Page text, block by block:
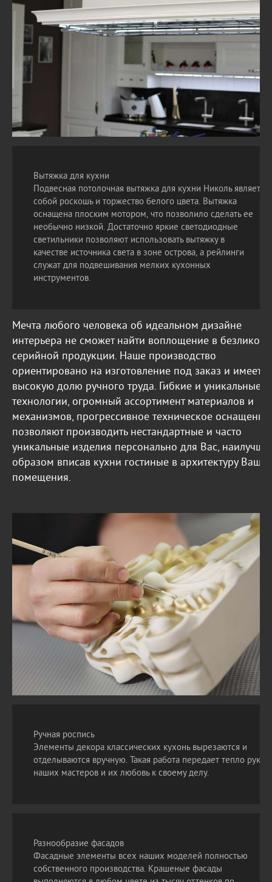
Вытяжка для кухни
Подвесная потолочная вытяжка для кухни Николь являет
собой роскошь и торжество белого цвета. Вытяжка
оснащена плоским мотором, что позволило сделать ее
необычно низкой. Достаточно яркие светодиодные
светильники позволяют использовать вытяжку в
качестве источника света в зоне острова, а рейлинги
служат для подвешивания мелких кухонных
инструментов.
Мечта любого человека об идеальном дизайне
интерьера не сможет найти воплощение в безликой
серийной продукции. Наше производство
ориентировано на изготовление под заказ и имеет
высокую долю ручного труда. Гибкие и уникальные
технологии, огромный ассортимент материалов и
механизмов, прогрессивное техническое оснащение
позволяют производить нестандартные и часто
уникальные изделия персонально для Вас,
образом вписав кухни гостиные в архитектуру
помещения.
Ручная роспись
Элементы декора классических кухонь вырезаются и
отделываются вручную. Такая работа передает тепло рук
наших мастеров и их любовь к своему делу.
Разнообразие фасадов
Фасадные элементы всех наших моделей полностью
собственного производства. Крашеные фасады